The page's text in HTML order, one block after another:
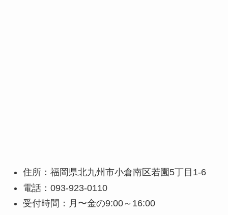
住所：福岡県北九州市小倉南区若園5丁目1-6
電話：093-923-0110
受付時間：月〜金の9:00～16:00